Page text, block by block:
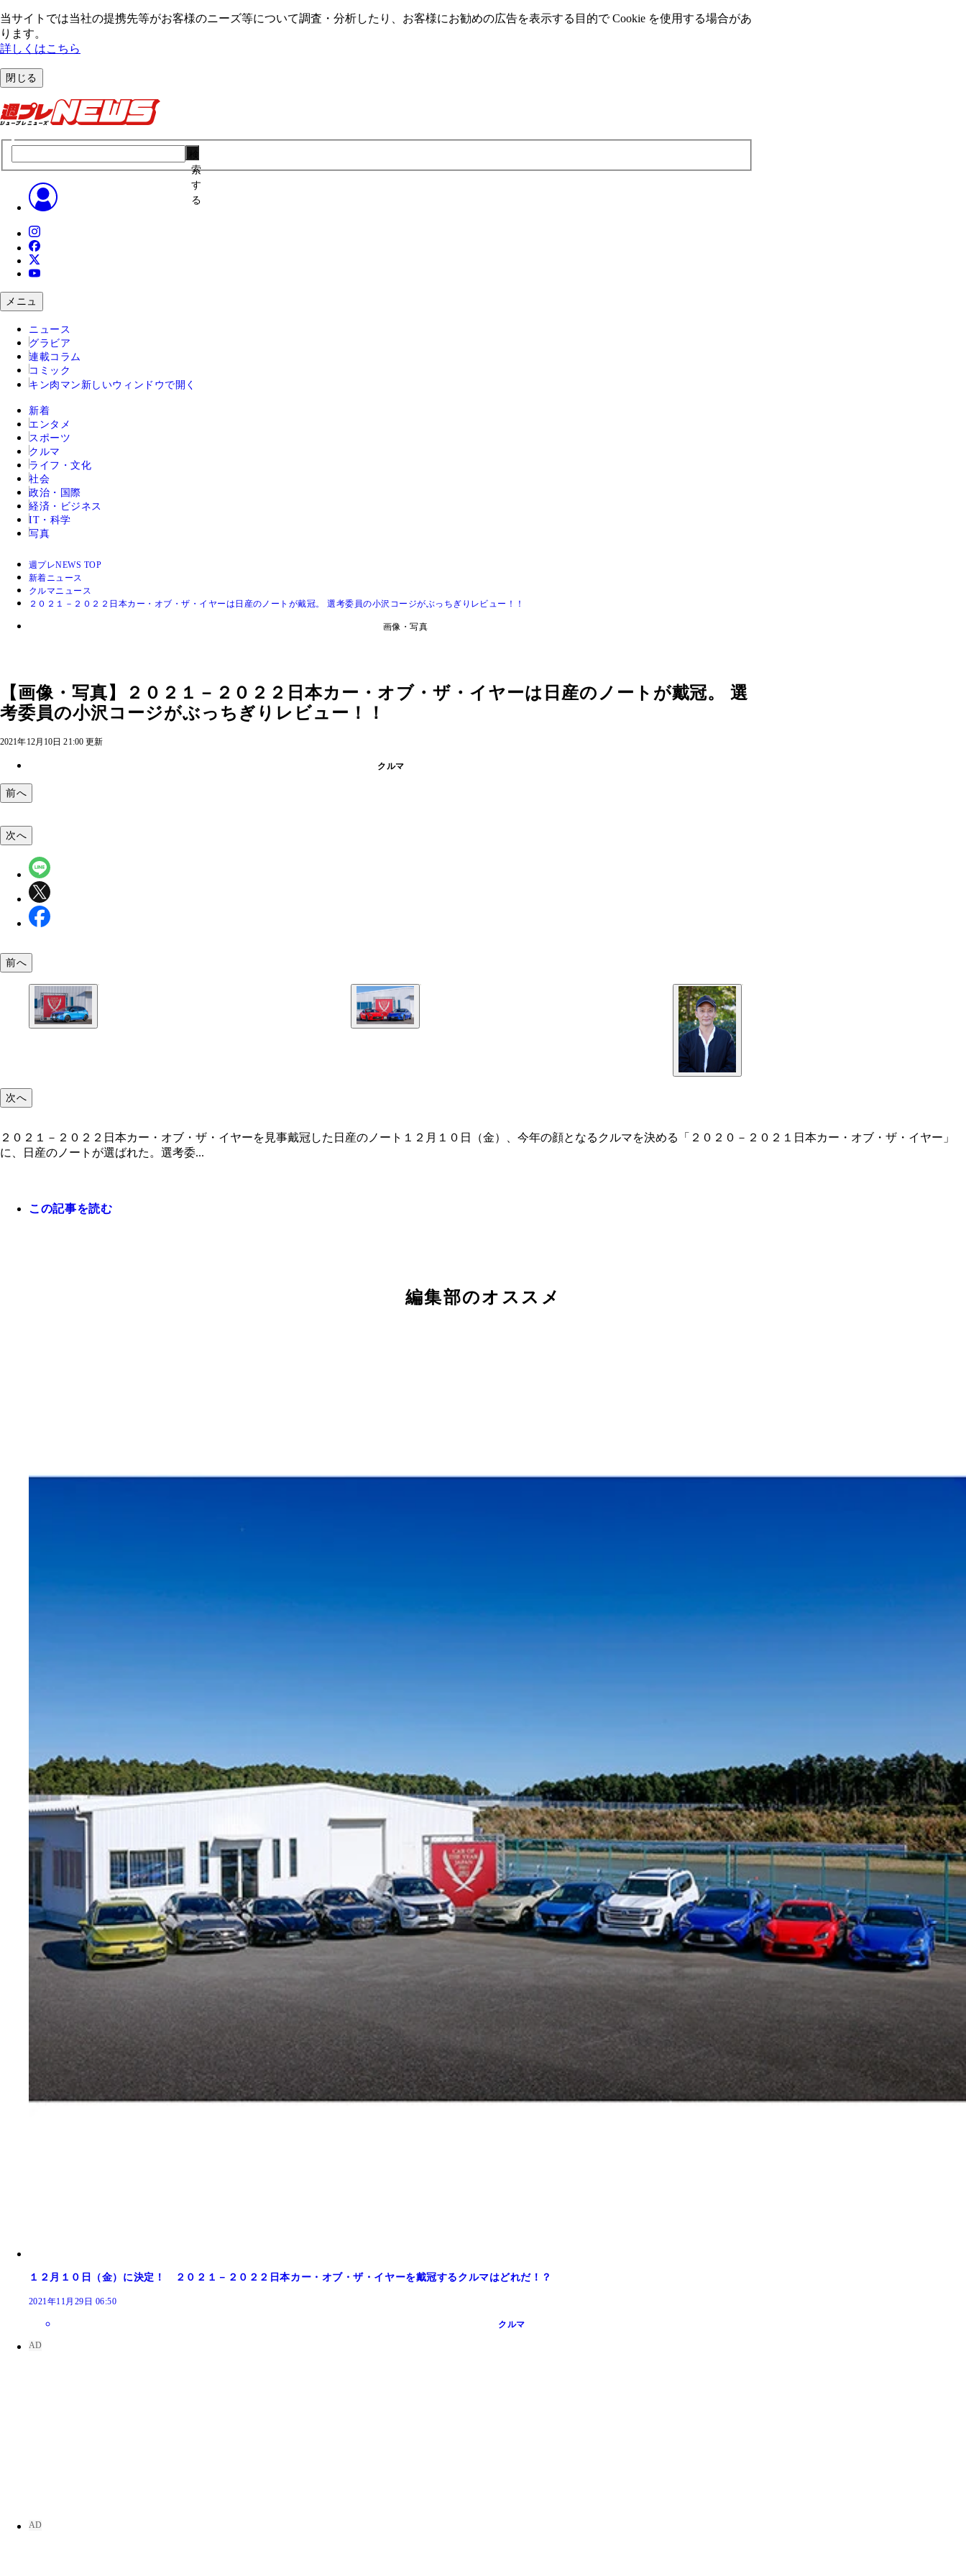
当サイトでは当社の提携先等がお客様のニーズ等について調査・分析したり、お客様にお勧めの広告を表⽰する⽬的で Cookie を使⽤する場合があ
ります。
詳しくはこちら
閉じる
索
す
る
メニュ
ニュース
グラビア
連載コラム
コミック
キン肉マン 新しいウィンドウで開く
新着
エンタメ
スポーツ
クルマ
ライフ・文化
社会
政治・国際
経済・ビジネス
IT・科学
写真
週プレNEWS TOP
新着ニュース
クルマニュース
２０２１－２０２２日本カー・オブ・ザ・イヤーは日産のノートが戴冠。 選考委員の小沢コージがぶっちぎりレビュー！！
画像・写真
【画像・写真】２０２１－２０２２日本カー・オブ・ザ・イヤーは日産のノートが戴冠。 選
考委員の小沢コージがぶっちぎりレビュー！！
2021年12月10日 21:00 更新
クルマ
前へ
２０２１－２０２２日本カー・オブ・ザ・イヤーを見事戴冠した日産のノート
小沢氏が１０点を入れた（左）トヨタのＧＲ８６、（右）スバルのＢＲＺ。※トヨタとスバルの共同開発車（ＧＲ８６とＢＲＺ）は「１車種」としてカウント
次へ
前へ
次へ
２０２１－２０２２日本カー・オブ・ザ・イヤーを見事戴冠した日産のノート１２月１０日（金）、今年の顔となるクルマを決める「２０２０－２０２１日本カー・オブ・ザ・イヤー」
に、日産のノートが選ばれた。選考委...
この記事を読む
編集部のオススメ
１２月１０日（金）に決定！ ２０２１－２０２２日本カー・オブ・ザ・イヤーを戴冠するクルマはどれだ！？
2021年11月29日 06:50
クルマ